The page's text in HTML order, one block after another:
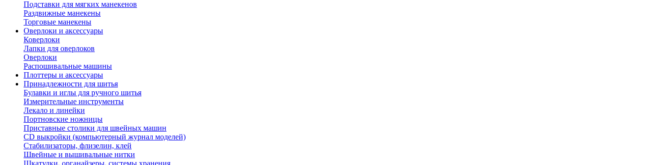
Подставки для мягких манекенов
Раздвижные манекены
Торговые манекены
Оверлоки и аксессуары
Коверлоки
Лапки для оверлоков
Оверлоки
Распошивальные машины
Плоттеры и аксессуары
Принадлежности для шитья
Булавки и иглы для ручного шитья
Измерительные инструменты
Лекало и линейки
Портновские ножницы
Приставные столики для швейных машин
СD выкройки (компьютерный журнал моделей)
Стабилизаторы, флизелин, клей
Швейные и вышивальные нитки
Шкатулки, органайзеры, системы хранения